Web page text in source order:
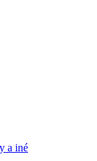
a iné